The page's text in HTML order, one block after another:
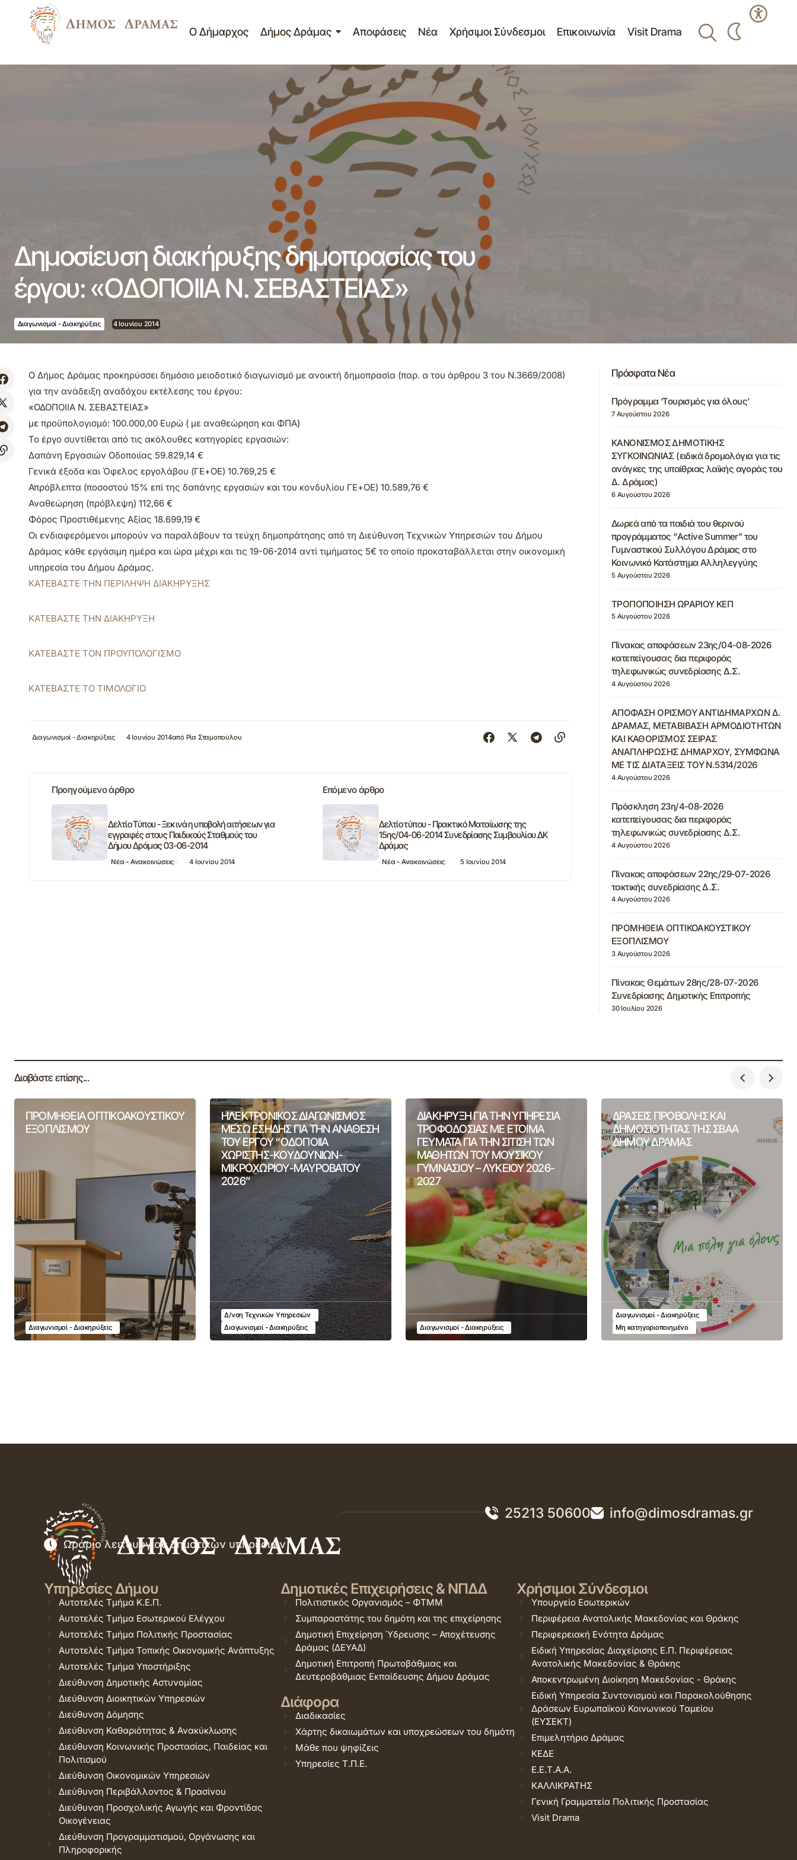
Ο Δήμαρχος Δήμος Δράμας Αποφάσεις Νέα Χρήσιμοι Σύνδεσμοι Επικοινωνία Visit Drama
Δημοσίευση διακήρυξης δημοπρασίας του έργου: «ΟΔΟΠΟΙΙΑ Ν.
ΣΕΒΑΣΤΕΙΑΣ»
Δημοσίευση διακήρυξης δημοπρασίας του
έργου: «ΟΔΟΠΟΙΙΑ Ν. ΣΕΒΑΣΤΕΙΑΣ»
Διαγωνισμοί - Διακηρύξεις 4 Ιουνίου 2014
Ο Δήμος Δράμας προκηρύσσει δημόσιο μειοδοτικό διαγωνισμό με ανοικτή δημοπρασία (παρ. α του άρθρου 3 του Ν.3669/2008)
για την ανάδειξη αναδόχου εκτέλεσης του έργου:
«ΟΔΟΠΟΙΙΑ Ν. ΣΕΒΑΣΤΕΙΑΣ»
με προϋπολογισμό: 100.000,00 Ευρώ ( με αναθεώρηση και ΦΠΑ)
Το έργο συντίθεται από τις ακόλουθες κατηγορίες εργασιών:
Δαπάνη Εργασιών Οδοποιίας 59.829,14 €
Γενικά έξοδα και Όφελος εργολάβου (ΓΕ+ΟΕ) 10.769,25 €
Απρόβλεπτα (ποσοστού 15% επί της δαπάνης εργασιών και του κονδυλίου ΓΕ+ΟΕ) 10.589,76 €
Αναθεώρηση (πρόβλεψη) 112,66 €
Φόρος Προστιθέμενης Αξίας 18.699,19 €
Οι ενδιαφερόμενοι μπορούν να παραλάβουν τα τεύχη δημοπράτησης από τη Διεύθυνση Τεχνικών Υπηρεσιών του Δήμου
Δράμας κάθε εργάσιμη ημέρα και ώρα μέχρι και τις 19-06-2014 αντί τιμήματος 5€ το οποίο προκαταβάλλεται στην οικονομική
υπηρεσία του Δήμου Δράμας.
ΚΑΤΕΒΑΣΤΕ ΤΗΝ ΠΕΡΙΛΗΨΗ ΔΙΑΚΗΡΥΞΗΣ
ΚΑΤΕΒΑΣΤΕ ΤΗΝ ΔΙΑΚΗΡΥΞΗ
ΚΑΤΕΒΑΣΤΕ ΤΟΝ ΠΡΟΥΠΟΛΟΓΙΣΜΟ
ΚΑΤΕΒΑΣΤΕ ΤΟ ΤΙΜΟΛΟΓΙΟ
Διαγωνισμοί - Διακηρύξεις 4 Ιουνίου 2014από Ρία Σταμοπούλου
Προηγούμενο άρθρο
Δελτίο Τύπου - Ξεκινά η υποβολή αιτήσεων για
εγγραφές στους Παιδικούς Σταθμούς του
Δήμου Δράμας 03-06-2014
Νέα - Ανακοινώσεις 4 Ιουνίου 2014
Επόμενο άρθρο
Δελτίο τύπου - Πρακτικό Ματαίωσης της
15ης/04-06-2014 Συνεδρίασης Συμβουλίου ΔΚ
Δράμας
Νέα - Ανακοινώσεις 5 Ιουνίου 2014
Πρόσφατα Νέα
Πρόγραμμα ‘Τουρισμός για όλους’
7 Αυγούστου 2026
ΚΑΝΟΝΙΣΜΟΣ ΔΗΜΟΤΙΚΗΣ
ΣΥΓΚΟΙΝΩΝΙΑΣ (ειδικά δρομολόγια για τις
ανάγκες της υπαίθριας λαϊκής αγοράς του
Δ. Δράμας)
6 Αυγούστου 2026
Δωρεά από τα παιδιά του θερινού
προγράμματος “Active Summer” του
Γυμναστικού Συλλόγου Δράμας στο
Κοινωνικό Κατάστημα Αλληλεγγύης
5 Αυγούστου 2026
ΤΡΟΠΟΠΟΙΗΣΗ ΩΡΑΡΙΟΥ ΚΕΠ
5 Αυγούστου 2026
Πίνακας αποφάσεων 23ης/04-08-2026
κατεπείγουσας δια περιφοράς
τηλεφωνικώς συνεδρίασης Δ.Σ.
4 Αυγούστου 2026
ΑΠΟΦΑΣΗ ΟΡΙΣΜΟΥ ΑΝΤΙΔΗΜΑΡΧΩΝ Δ.
ΔΡΑΜΑΣ, ΜΕΤΑΒΙΒΑΣΗ ΑΡΜΟΔΙΟΤΗΤΩΝ
ΚΑΙ ΚΑΘΟΡΙΣΜΟΣ ΣΕΙΡΑΣ
ΑΝΑΠΛΗΡΩΣΗΣ ΔΗΜΑΡΧΟΥ, ΣΥΜΦΩΝΑ
ΜΕ ΤΙΣ ΔΙΑΤΑΞΕΙΣ ΤΟΥ Ν.5314/2026
4 Αυγούστου 2026
Πρόσκληση 23η/4-08-2026
κατεπείγουσας δια περιφοράς
τηλεφωνικώς συνεδρίασης Δ.Σ.
4 Αυγούστου 2026
Πίνακας αποφάσεων 22ης/29-07-2026
τακτικής συνεδρίασης Δ.Σ.
4 Αυγούστου 2026
ΠΡΟΜΗΘΕΙΑ ΟΠΤΙΚΟΑΚΟΥΣΤΙΚΟΥ
ΕΞΟΠΛΙΣΜΟΥ
3 Αυγούστου 2026
Πίνακας Θεμάτων 28ης/28-07-2026
Συνεδρίασης Δημοτικής Επιτροπής
30 Ιουλίου 2026
Διαβάστε επίσης...
ΠΡΟΜΗΘΕΙΑ ΟΠΤΙΚΟΑΚΟΥΣΤΙΚΟΥ
ΕΞΟΠΛΙΣΜΟΥ
Διαγωνισμοί - Διακηρύξεις
ΗΛΕΚΤΡΟΝΙΚΟΣ ΔΙΑΓΩΝΙΣΜΟΣ
ΜΕΣΩ ΕΣΗΔΗΣ ΓΙΑ ΤΗΝ ΑΝΑΘΕΣΗ
ΤΟΥ ΕΡΓΟΥ “ΟΔΟΠΟΙΙΑ
ΧΩΡΙΣΤΗΣ-ΚΟΥΔΟΥΝΙΩΝ-
ΜΙΚΡΟΧΩΡΙΟΥ-ΜΑΥΡΟΒΑΤΟΥ
2026”
Δ/νση Τεχνικών Υπηρεσιών
Διαγωνισμοί - Διακηρύξεις
ΔΙΑΚΗΡΥΞΗ ΓΙΑ ΤΗΝ ΥΠΗΡΕΣΙΑ
ΤΡΟΦΟΔΟΣΙΑΣ ΜΕ ΕΤΟΙΜΑ
ΓΕΥΜΑΤΑ ΓΙΑ ΤΗΝ ΣΙΤΙΣΗ ΤΩΝ
ΜΑΘΗΤΩΝ ΤΟΥ ΜΟΥΣΙΚΟΥ
ΓΥΜΝΑΣΙΟΥ – ΛΥΚΕΙΟΥ 2026-
2027
Διαγωνισμοί - Διακηρύξεις
ΔΡΑΣΕΙΣ ΠΡΟΒΟΛΗΣ ΚΑΙ
ΔΗΜΟΣΙΟΤΗΤΑΣ ΤΗΣ ΣΒΑΑ
ΔΗΜΟΥ ΔΡΑΜΑΣ
Διαγωνισμοί - Διακηρύξεις
Μη κατηγοριοποιημένο
25213 50600 info@dimosdramas.gr
Ωράριο λειτουργίας δημοτικών υπηρεσιών
Υπηρεσίες Δήμου
Αυτοτελές Τμήμα Κ.Ε.Π.
Αυτοτελές Τμήμα Εσωτερικού Ελέγχου
Αυτοτελές Τμήμα Πολιτικής Προστασίας
Αυτοτελές Τμήμα Τοπικής Οικονομικής Ανάπτυξης
Αυτοτελές Τμήμα Υποστήριξης
Διεύθυνση Δημοτικής Αστυνομίας
Διεύθυνση Διοικητικών Υπηρεσιών
Διεύθυνση Δόμησης
Διεύθυνση Καθαριότητας & Ανακύκλωσης
Διεύθυνση Κοινωνικής Προστασίας, Παιδείας και
Πολιτισμού
Διεύθυνση Οικονομικών Υπηρεσιών
Διεύθυνση Περιβάλλοντος & Πρασίνου
Διεύθυνση Προσχολικής Αγωγής και Φροντίδας
Οικογένειας
Διεύθυνση Προγραμματισμού, Οργάνωσης και
Πληροφορικής
Δημοτικές Επιχειρήσεις & ΝΠΔΔ
Πολιτιστικός Οργανισμός – ΦΤΜΜ
Συμπαραστάτης του δημότη και της επιχείρησης
Δημοτική Επιχείρηση Ύδρευσης – Αποχέτευσης
Δράμας (ΔΕΥΑΔ)
Δημοτική Επιτροπή Πρωτοβάθμιας και
Δευτεροβάθμιας Εκπαίδευσης Δήμου Δράμας
Διάφορα
Διαδικασίες
Χάρτης δικαιωμάτων και υποχρεώσεων του δημότη
Μάθε που ψηφίζεις
Υπηρεσίες Τ.Π.Ε.
Χρήσιμοι Σύνδεσμοι
Υπουργείο Εσωτερικών
Περιφέρεια Ανατολικής Μακεδονίας και Θράκης
Περιφερειακή Ενότητα Δράμας
Ειδική Υπηρεσίας Διαχείρισης Ε.Π. Περιφέρειας
Ανατολικής Μακεδονίας & Θράκης
Αποκεντρωμένη Διοίκηση Μακεδονίας - Θράκης
Ειδική Υπηρεσία Συντονισμού και Παρακολούθησης
Δράσεων Ευρωπαϊκού Κοινωνικού Ταμείου
(ΕΥΣΕΚΤ)
Επιμελητήριο Δράμας
ΚΕΔΕ
Ε.Ε.Τ.Α.Α.
ΚΑΛΛΙΚΡΑΤΗΣ
Γενική Γραμματεία Πολιτικής Προστασίας
Visit Drama